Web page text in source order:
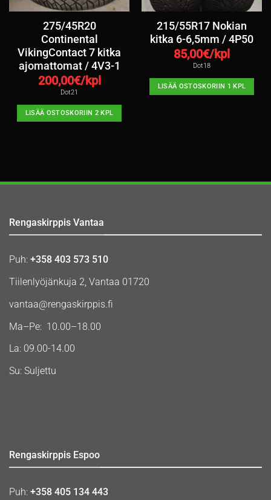
275/45R20
Continental
VikingContact 7 kitka
ajomattomat / 4V3-1
200,00€/kpl
Dot21
LISÄÄ OSTOSKORIIN 2 KPL
215/55R17 Nokian
kitka 6-6,5mm / 4P50
85,00€/kpl
Dot18
LISÄÄ OSTOSKORIIN 1 KPL
Rengaskirppis Vantaa
Puh: +358 403 573 510
Tiilenlyöjänkuja 2, Vantaa 01720
vantaa@rengaskirppis.fi
Ma–Pe: 10.00–18.00
La: 09.00-14.00
Su: Suljettu
Rengaskirppis Espoo
Puh: +358 405 134 443